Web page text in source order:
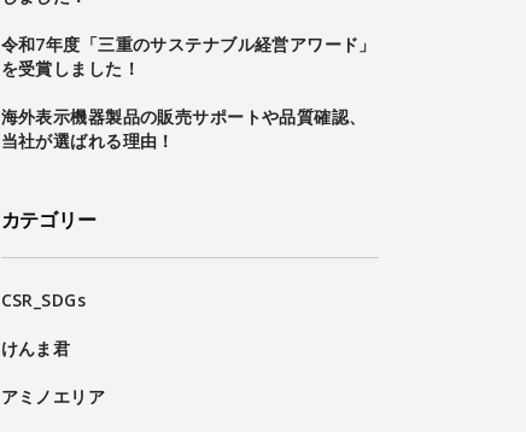
令和7年度「三重のサステナブル経営アワード」
を受賞しました！
海外表示機器製品の販売サポートや品質確認、
当社が選ばれる理由！
カテゴリー
CSR_SDGs
けんま君
アミノエリア